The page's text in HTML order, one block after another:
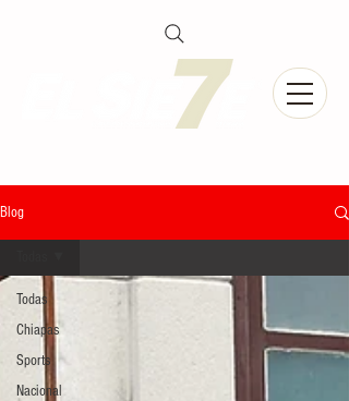
Blog
Todas
Chiapas
Sports
Nacional